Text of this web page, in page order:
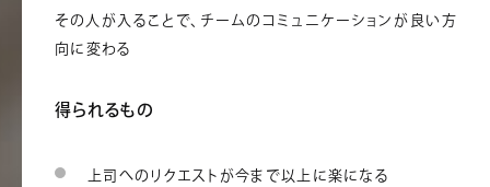
その人が入ることで、チームのコミュニケーションが良い方
向に変わる
得られるもの
上司へのリクエストが今まで以上に楽になる